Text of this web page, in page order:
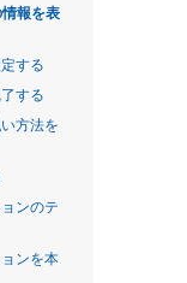
報を表
する
する
方法を
ンのテ
ンを本